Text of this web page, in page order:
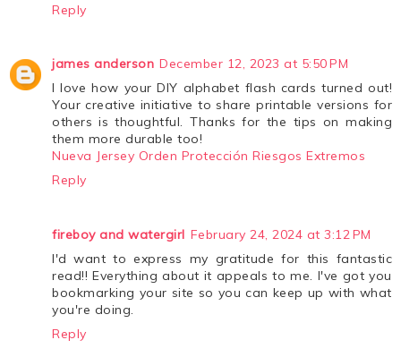
Reply
james anderson December 12, 2023 at 5:50 PM
I love how your DIY alphabet flash cards turned out!
Your creative initiative to share printable versions for
others is thoughtful. Thanks for the tips on making
them more durable too!
Nueva Jersey Orden Protección Riesgos Extremos
Reply
fireboy and watergirl February 24, 2024 at 3:12 PM
I'd want to express my gratitude for this fantastic
read!! Everything about it appeals to me. I've got you
bookmarking your site so you can keep up with what
you're doing.
Reply